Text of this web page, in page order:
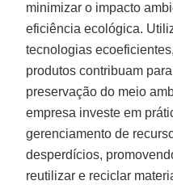
minimizar o impacto
eficiência ecológica.
tecnologias
produtos contribuam
preservação do meio
empresa investe em
gerenciamento de
desperdícios,
reutilizar e reciclar